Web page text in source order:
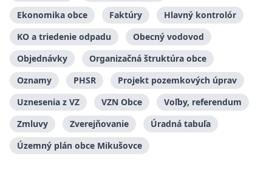
Ekonomika obce
Faktúry
Hlavný kontrolór
KO a triedenie odpadu
Obecný vodovod
Objednávky
Organizačná štruktúra obce
Oznamy
PHSR
Projekt pozemkových úprav
Uznesenia z VZ
VZN Obce
Voľby, referendum
Zmluvy
Zverejňovanie
Úradná tabuľa
Územný plán obce Mikušovce